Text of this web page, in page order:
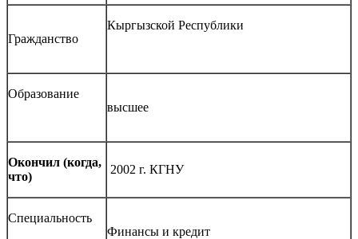
Гражданство
Кыргызской Республики
Образование
высшее
Окончил (когда,
что)
2002 г. КГНУ
Специальность
Финансы и кредит